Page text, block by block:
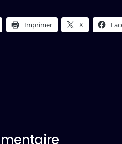
Imprimer X